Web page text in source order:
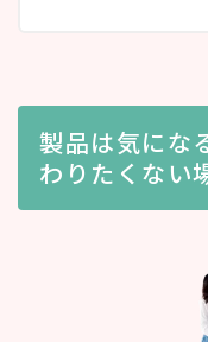
製品は気にな
わりたくない